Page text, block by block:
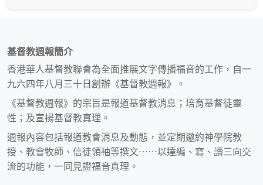
基督教週報簡介
香港華人基督教聯會為全面推展文字傳播福音的工作，自一
九六四年八月三十日創辦《基督教週報》。
《基督教週報》的宗旨是報道基督教消息；培育基督徒靈
性；及宣揚基督教真理。
週報內容包括報道教會消息及動態，並定期邀約神學院教
授、教會牧師、信徒領袖等撰文⋯⋯以達編、寫、讀三向交
流的功能，一同見證福音真理。